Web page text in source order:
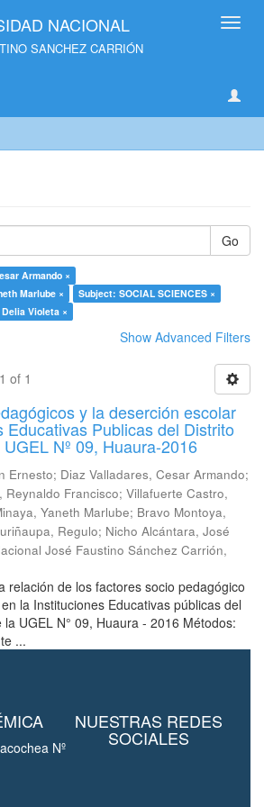
NACIONAL
SANCHEZ CARRIÓN
Go
Armando ×
Marlube ×
Subject: SOCIAL SCIENCES ×
Violeta ×
Show Advanced Filters
of 1
y la deserción escolar
Educativas Publicas del Distrito
Nº 09, Huaura-2016
Ernesto; Diaz Valladares, Cesar Armando;
Francisco; Villafuerte Castro,
Yaneth Marlube; Bravo Montoya,
Regulo; Nicho Alcántara, José
José Faustino Sánchez Carrión,
relación de los factores socio pedagógico
la Instituciones Educativas públicas del
UGEL N° 09, Huaura - 2016 Métodos:
...
Nº
NUESTRAS REDES
SOCIALES